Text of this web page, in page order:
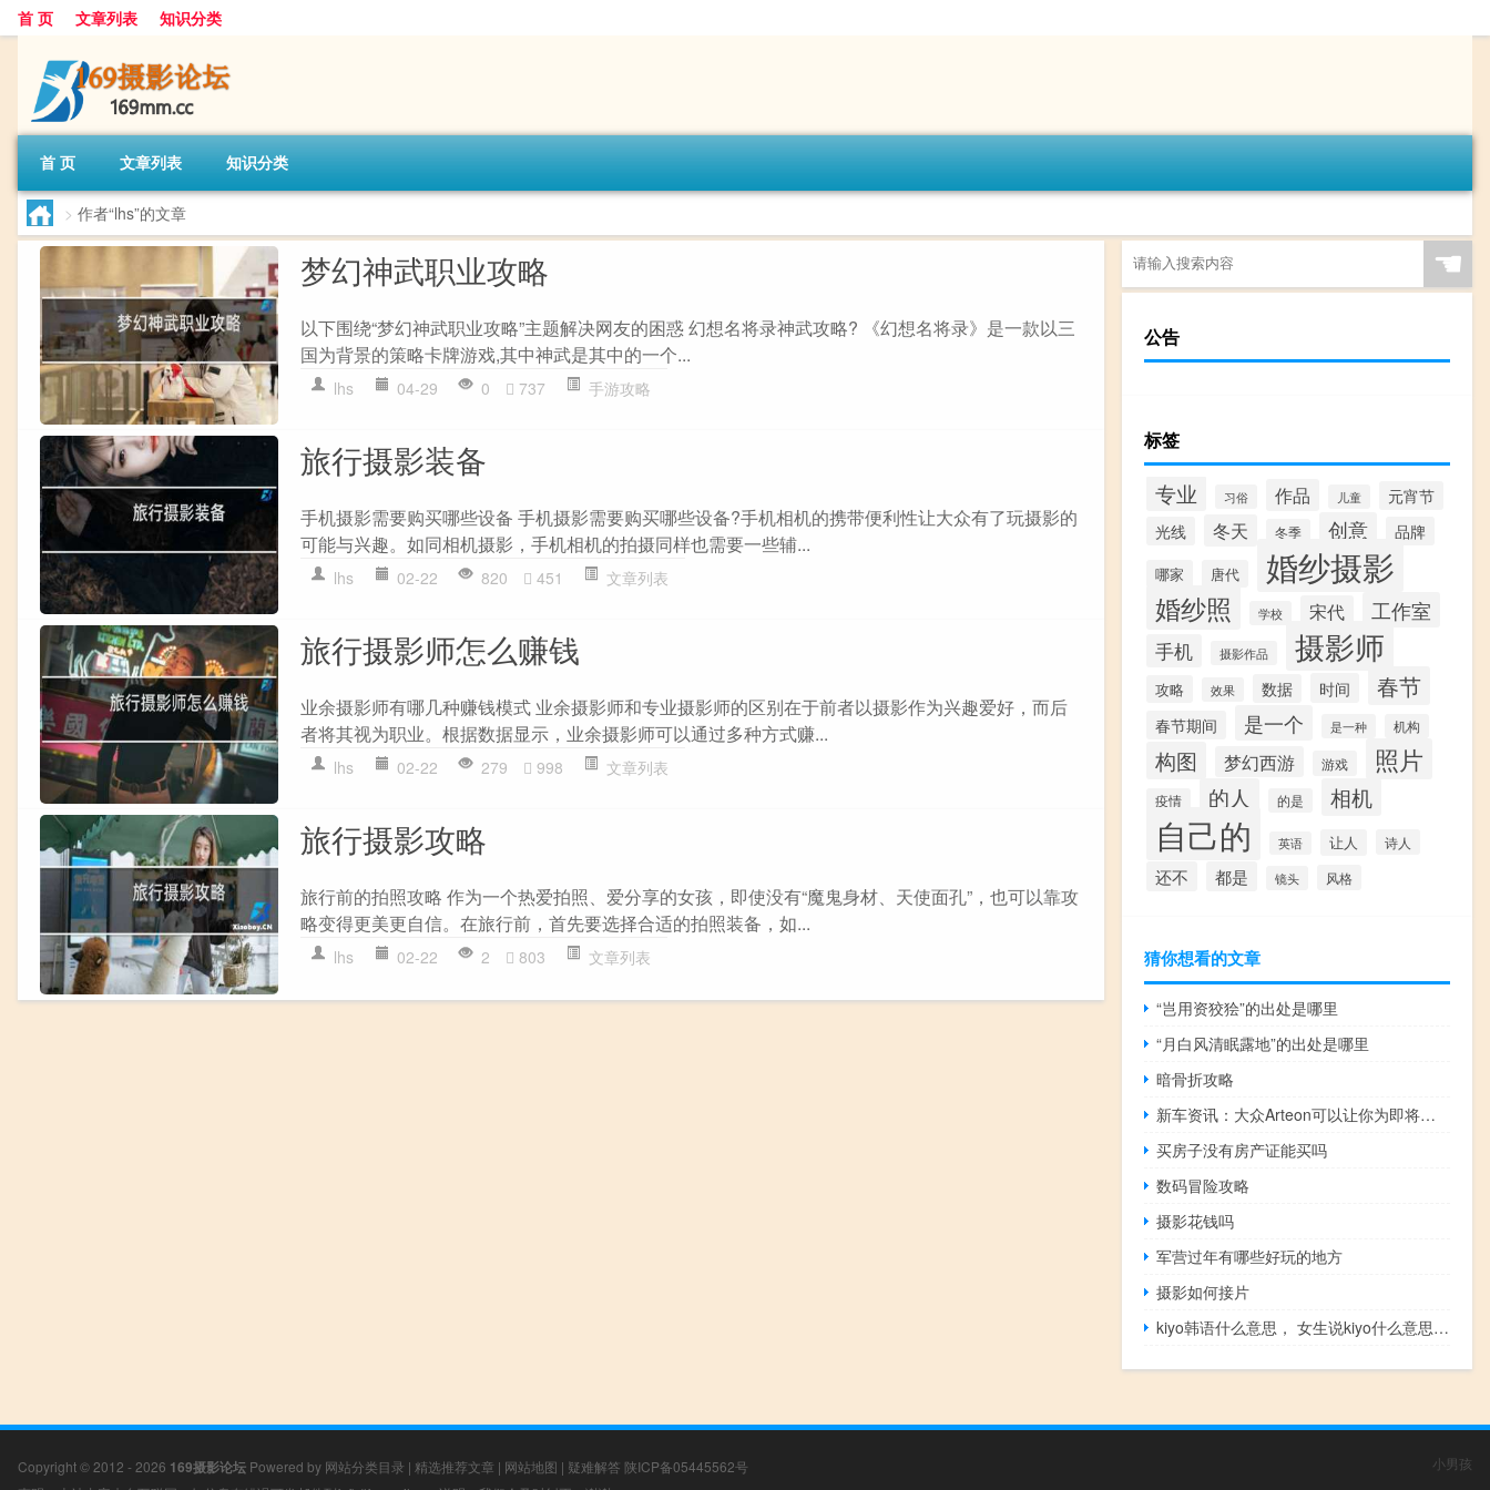
首 页 文章列表 知识分类
首 页 文章列表 知识分类
> 作者“lhs”的文章
梦幻神武职业攻略
以下围绕“梦幻神武职业攻略”主题解决网友的困惑 幻想名将录神武攻略? 《幻想名将录》是一款以三
国为背景的策略卡牌游戏,其中神武是其中的一个...
lhs 04-29 0 737 手游攻略
旅行摄影装备
手机摄影需要购买哪些设备 手机摄影需要购买哪些设备?手机相机的携带便利性让大众有了玩摄影的
可能与兴趣。如同相机摄影，手机相机的拍摄同样也需要一些辅...
lhs 02-22 820 451 文章列表
旅行摄影师怎么赚钱
业余摄影师有哪几种赚钱模式 业余摄影师和专业摄影师的区别在于前者以摄影作为兴趣爱好，而后
者将其视为职业。根据数据显示，业余摄影师可以通过多种方式赚...
lhs 02-22 279 998 文章列表
旅行摄影攻略
旅行前的拍照攻略 作为一个热爱拍照、爱分享的女孩，即使没有“魔鬼身材、天使面孔”，也可以靠攻
略变得更美更自信。在旅行前，首先要选择合适的拍照装备，如...
lhs 02-22 2 803 文章列表
☚
公告
标签
专业 习俗 作品 儿童
元宵节
光线
冬天 冬季 创意 品牌
哪家 唐代 婚纱摄影
婚纱照 学校 宋代 工作室
手机 摄影作品 摄影师
攻略 效果 数据 时间 春节
春节期间 是一个 是一种 机构
构图 梦幻西游 游戏 照片
疫情 的人 的是 相机
自己的 英语 让人 诗人
还不 都是 镜头 风格
猜你想看的文章
“岂用资狡狯”的出处是哪里
“月白风清眠露地”的出处是哪里
暗骨折攻略
新车资讯：​大众Arteon可以让你为即将发生的追尾事故做好准备
买房子没有房产证能买吗
数码冒险攻略
摄影花钱吗
军营过年有哪些好玩的地方
摄影如何接片
kiyo韩语什么意思， 女生说kiyo什么意思什么梗
Copyright © 2012 - 2026 169摄影论坛 Powered by 网站分类目录 | 精选推荐文章 | 网站地图 | 疑难解答 陕ICP备05445562号
小男孩